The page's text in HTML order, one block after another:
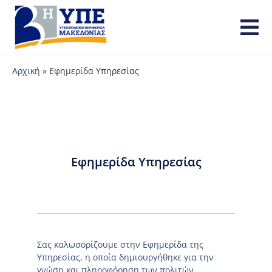
Αρχική » Εφημερίδα Υπηρεσίας
Εφημερίδα Υπηρεσίας
Σας καλωσορίζουμε στην Εφημερίδα της
Υπηρεσίας, η οποία δημιουργήθηκε για την